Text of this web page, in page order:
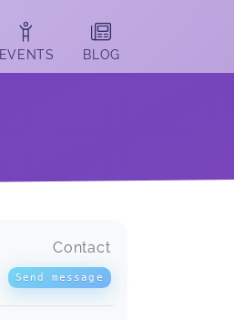
EVENTS BLOG
Contact
Send message